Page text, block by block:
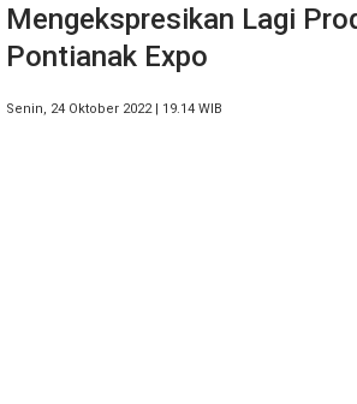
Mengekspresikan Lagi
Pontianak Expo
Senin, 24 Oktober 2022 | 19.14 WIB